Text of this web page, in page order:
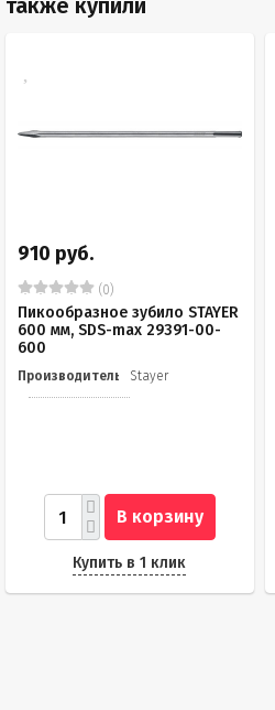
также купили
910 руб.
(0)
Пикообразное зубило STAYER
600 мм, SDS-max 29391-00-
600
Производитель Stayer
В корзину
Купить в 1 клик